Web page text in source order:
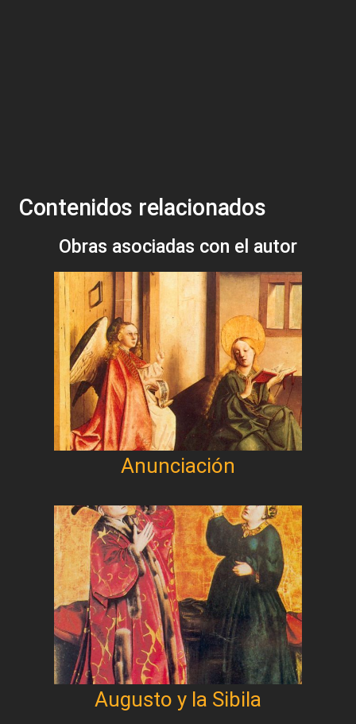
Contenidos relacionados
Obras asociadas con el autor
Anunciación
Augusto y la Sibila